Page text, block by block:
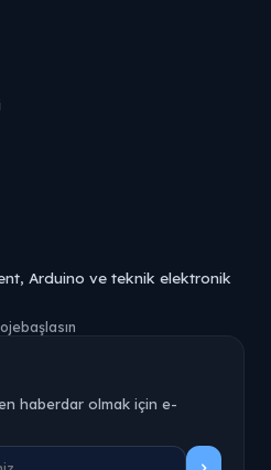
Arduino ve teknik elektronik
haberdar olmak için e-